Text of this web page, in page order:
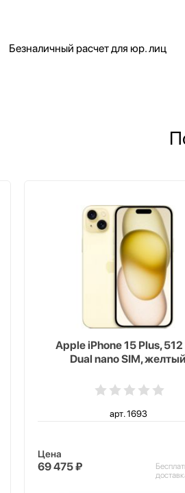
Безналичный расчет для юр. лиц
Apple iPhone 15 Plus,
Dual nano SIM, желтый
арт. 1693
Цена
69 475 ₽